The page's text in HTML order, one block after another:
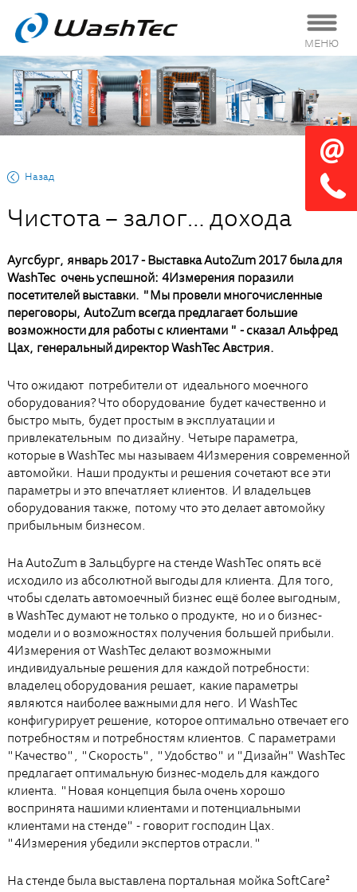
МЕНЮ
Назад
Чистота – залог… дохода
Аугсбург, январь 2017 - Выставка AutoZum 2017 была для
WashTec очень успешной: 4Измерения поразили
посетителей выставки. "Мы провели многочисленные
переговоры, AutoZum всегда предлагает большие
возможности для работы с клиентами " - сказал Альфред
Цах, генеральный директор WashTec Австрия.
Что ожидают потребители от идеального моечного
оборудования? Что оборудование будет качественно и
быстро мыть, будет простым в эксплуатации и
привлекательным по дизайну. Четыре параметра,
которые в WashTec мы называем 4Измерения современной
автомойки. Наши продукты и решения сочетают все эти
параметры и это впечатляет клиентов. И владельцев
оборудования также, потому что это делает автомойку
прибыльным бизнесом.
На AutoZum в Зальцбурге на стенде WashTec опять всё
исходило из абсолютной выгоды для клиента. Для того,
чтобы сделать автомоечный бизнес ещё более выгодным,
в WashTec думают не только о продукте, но и о бизнес-
модели и о возможностях получения большей прибыли.
4Измерения от WashTec делают возможными
индивидуальные решения для каждой потребности:
владелец оборудования решает, какие параметры
являются наиболее важными для него. И WashTec
конфигурирует решение, которое оптимально отвечает его
потребностям и потребностям клиентов. С параметрами
"Качество", "Скорость", "Удобство" и "Дизайн" WashTec
предлагает оптимальную бизнес-модель для каждого
клиента. "Новая концепция была очень хорошо
воспринята нашими клиентами и потенциальными
клиентами на стенде" - говорит господин Цах.
"4Измерения убедили экспертов отрасли."
На стенде была выставлена портальная мойка SoftCare²